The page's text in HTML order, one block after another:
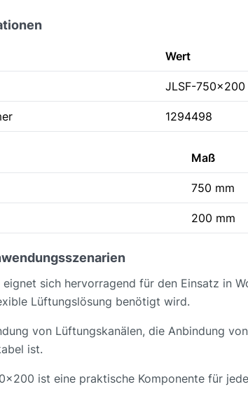
Wert
JLSF-750x200
1294498
Maß
750 mm
200 mm
sich hervorragend für den Einsatz in
Lüftungslösung benötigt wird.
von Lüftungskanälen, die Anbindung
ist.
ist eine praktische Komponente für